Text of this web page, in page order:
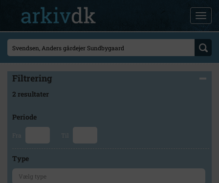
Filtrering
2 resultater
Periode
Fra Til
Type